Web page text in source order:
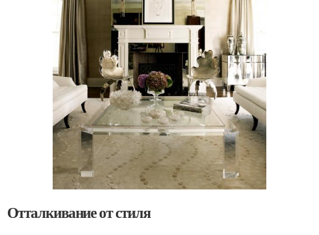
Отталкивание от стиля